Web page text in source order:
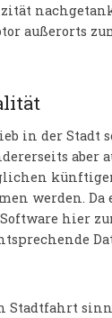
außerorts
in der Stadt
aber
werden.
hier
Stadtfahrt